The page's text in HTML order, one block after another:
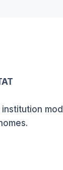
institution